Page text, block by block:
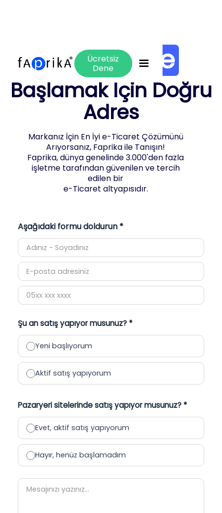
Ücretsiz
Dene
e-Ticarete
Başlamak İçin Doğru
Adres
Markanız İçin En İyi e-Ticaret Çözümünü
Arıyorsanız, Faprika ile Tanışın!
Faprika, dünya genelinde 3.000'den fazla
işletme tarafından güvenilen ve tercih
edilen bir
e-Ticaret altyapısıdır.
Aşağıdaki formu doldurun *
Şu an satış yapıyor musunuz? *
Yeni başlıyorum
Aktif satış yapıyorum
Pazaryeri sitelerinde satış yapıyor musunuz? *
Evet, aktif satış yapıyorum
Hayır, henüz başlamadım